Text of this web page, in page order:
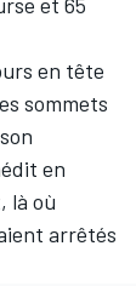
en tête
sommets
en
là où
arrêtés